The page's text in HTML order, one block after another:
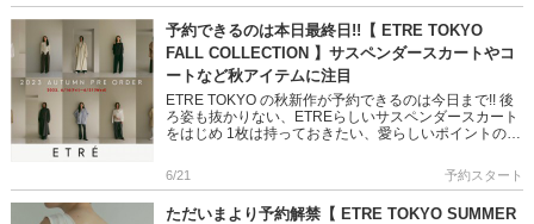
予約できるのは本日最終日!!【 ETRE TOKYO
FALL COLLECTION 】サスペンダースカートやコ
ートなど秋アイテムに注目
ETRE TOKYO の秋新作が予約できるのは今日まで!! 後
ろ姿も抜かりない、ETREらしいサスペンダースカート
をはじめ 1枚は持っておきたい、愛らしいポイントのリ
ムば […]
6/21 予約スタート
ただいまより予約解禁【 ETRE TOKYO SUMMER